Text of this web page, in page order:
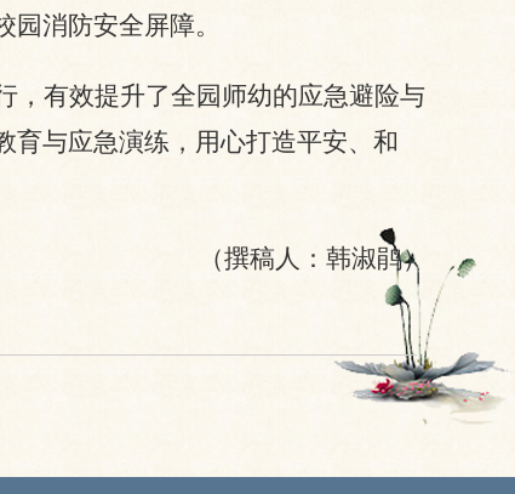
消防安全屏障。
，有效提升了全园师幼的应急避险与
育与应急演练，用心打造平安、和
（撰稿人：韩淑鹃）